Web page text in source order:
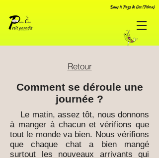
Dans le Pays de Gex (Péron)
Retour
Comment se déroule une
journée ?
​​​​​​​​​​​​​​​​​​​​​ Le matin, assez tôt, nous donnons
à manger à chacun et vérifions que
tout le monde va bien. Nous vérifions
que chaque chat a bien mangé
surtout les nouveaux arrivants qui